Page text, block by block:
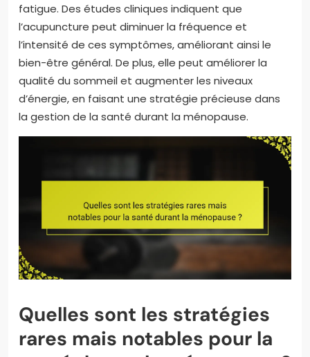
fatigue. Des études cliniques indiquent que
l’acupuncture peut diminuer la fréquence et
l’intensité de ces symptômes, améliorant ainsi le
bien-être général. De plus, elle peut améliorer la
qualité du sommeil et augmenter les niveaux
d’énergie, en faisant une stratégie précieuse dans
la gestion de la santé durant la ménopause.
Quelles sont les stratégies
rares mais notables pour la